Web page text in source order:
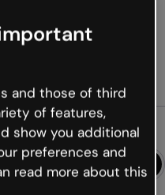
and those of third
of features,
show you additional
preferences and
read more about this